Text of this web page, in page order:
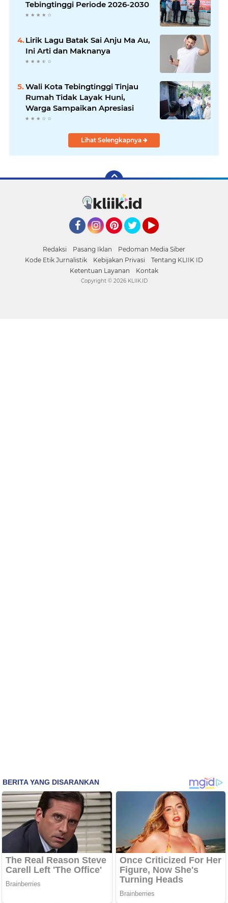
Tebingtinggi Periode 2026-2030
Lirik Lagu Batak Sai Anju Ma Au,
Ini Arti dan Maknanya
Wali Kota Tebingtinggi Tinjau
Rumah Tidak Layak Huni,
Warga Sampaikan Apresiasi
Lihat Selengkapnya
Redaksi Pasang Iklan
Pedoman Media Siber
Kode Etik Jurnalistik
Kebijakan Privasi
Tentang KLIIK ID
Ketentuan Layanan
Kontak
Copyright © 2026 KLIIK.ID